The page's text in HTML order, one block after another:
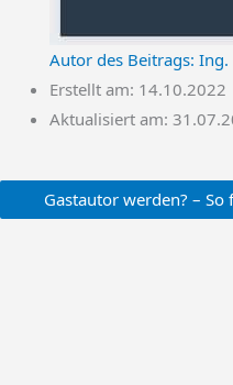
Autor des Beitrags: Ing.
Erstellt am: 14.10.2022
Aktualisiert am:
Gastautor werden? – So